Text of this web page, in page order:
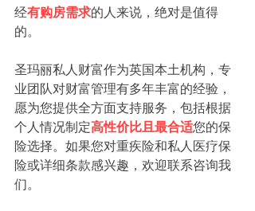
经有购房需求的人来说，绝对是值得
的。
圣玛丽私人财富作为英国本土机构，专
业团队对财富管理有多年丰富的经验，
愿为您提供全方面支持服务，包括根据
个人情况制定高性价比且最合适您的保
险选择。如果您对重疾险和私人医疗保
险或详细条款感兴趣，欢迎联系咨询我
们。